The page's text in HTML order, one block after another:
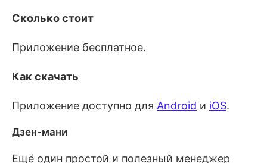
Сколько стоит
Приложение бесплатное.
Как скачать
Приложение доступно для Android и iOS.
Дзен-мани
Ещё один простой и полезный менеджер